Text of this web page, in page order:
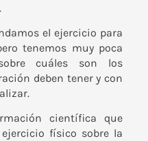
el ejercicio para
tenemos muy poca
cuáles son los
deben tener y con
científica que
físico sobre la